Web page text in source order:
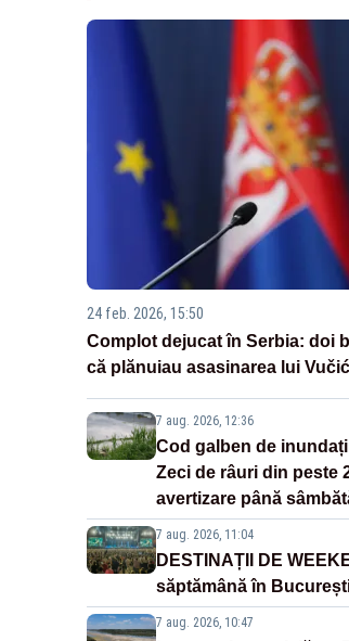
24 feb. 2026, 15:50
Complot dejucat în Serbia: doi
că plănuiau asasinarea lui Vučić
7 aug. 2026, 12:36
Cod galben de
Zeci de râuri din peste
avertizare până
7 aug. 2026, 11:04
DESTINAȚII DE
săptămână în
7 aug. 2026, 10:47